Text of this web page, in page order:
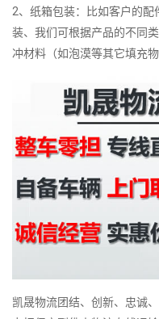
2、纸箱包装：比如客户的
装、我们可根据产品的不同
冲材料（如泡漠等其它填充物
凯晟物流团结、创新、忠诚